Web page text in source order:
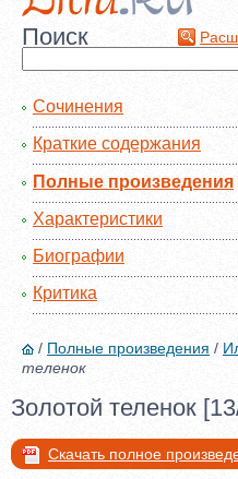
Поиск
Сочинения
Краткие содержания
Полные произведения
Характеристики
Биографии
Критика
/ Полные произведения /
теленок
Золотой теленок
Скачать полное